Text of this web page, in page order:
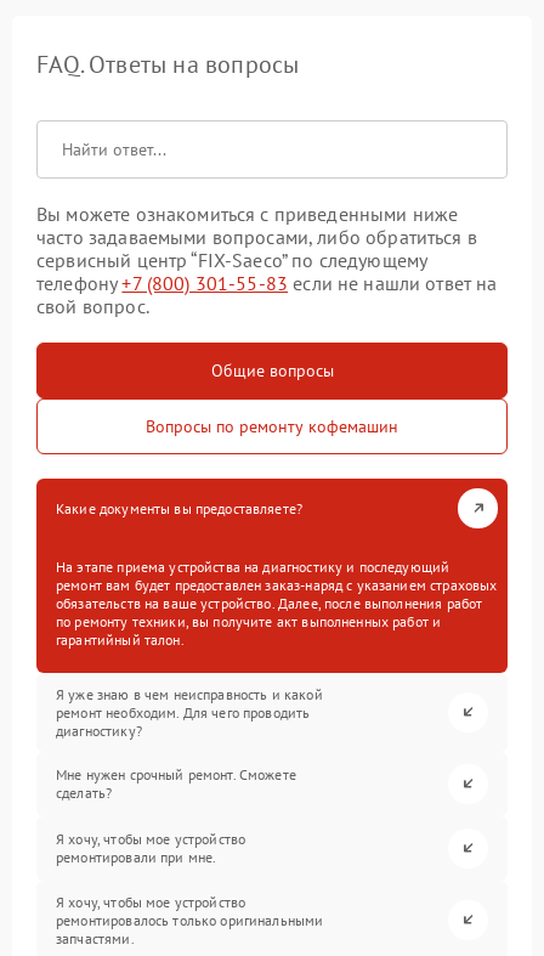
FAQ. Ответы на вопросы
Вы можете ознакомиться с приведенными ниже
часто задаваемыми вопросами, либо обратиться в
сервисный центр “FIX-Saeco” по следующему
телефону+7 (800) 301-55-83 если не нашли ответ на
свой вопрос.
Общие вопросы
Вопросы по ремонту кофемашин
Какие документы вы предоставляете?
На этапе приема устройства на диагностику и последующий
ремонт вам будет предоставлен заказ-наряд с указанием страховых
обязательств на ваше устройство. Далее, после выполнения работ
по ремонту техники, вы получите акт выполненных работ и
гарантийный талон.
Я уже знаю в чем неисправность и какой
ремонт необходим. Для чего проводить
диагностику?
Мне нужен срочный ремонт. Сможете
сделать?
Я хочу, чтобы мое устройство
ремонтировали при мне.
Я хочу, чтобы мое устройство
ремонтировалось только оригинальными
запчастями.